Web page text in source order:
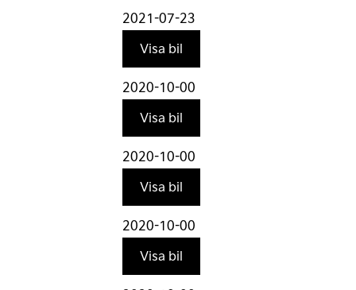
2021-07-23
Visa bil
2020-10-00
Visa bil
2020-10-00
Visa bil
2020-10-00
Visa bil